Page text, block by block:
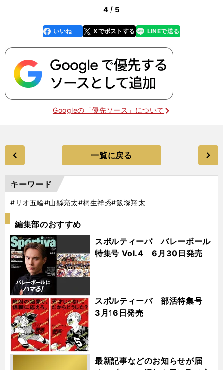
4 / 5
faceboo
k
いいね Xでポストする
line LINEで送る
Googleの「優先ソース」について
一覧に戻る
キーワード
#リオ五輪#山縣亮太#桐生祥秀#飯塚翔太
編集部のおすすめ
スポルティーバ バレーボール
特集号 Vol.4 6月30日発売
スポルティーバ 部活特集号
3月16日発売
最新記事などのお知らせが届